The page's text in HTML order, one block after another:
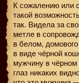
К сожалению или
такой
так. Видела за
метле в
в белом,
в виде чёрной
мужчину в
глаз никаких